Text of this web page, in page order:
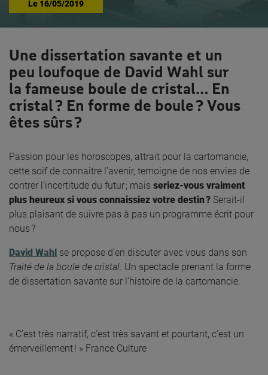
Le 16/05/2019
Une dissertation savante et un
peu loufoque de David Wahl sur
la fameuse boule de cristal… En
cristal ? En forme de boule ? Vous
êtes sûrs ?
Passion pour les horoscopes, attrait pour la cartomancie,
cette soif de connaitre l’avenir, temoigne de nos envies de
contrer l’incertitude du futur ; mais seriez-vous vraiment
plus heureux si vous connaissiez votre destin ? Serait-il
plus plaisant de suivre pas à pas un programme écrit pour
nous ?
David Wahl se propose d’en discuter avec vous dans son
Traité de la boule de cristal. Un spectacle prenant la forme
de dissertation savante sur l’histoire de la cartomancie.
« C’est très narratif, c’est très savant et pourtant, c’est un
émerveillement ! » France Culture